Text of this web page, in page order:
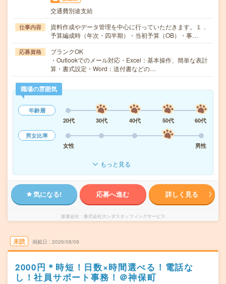
交通費別途支給
仕事内容
資料作成やデータ管理を中心に行っていただきます。１．
予算編成時（年次・四半期）・当初予算（OB）・事…
応募資格
ブランクOK
・Outlookでのメール対応・Excel：基本操作、簡単な表計
算・書式設定・Word：送付書などの…
職場の雰囲気
年齢層
20代
30代 40代 50代
60代
男女比率
女性
男性
もっと見る
気になる! 応募へ進む 詳しく見る
派遣会社 株式会社ホンダスタッフィングサービス
未読 掲載日 2026/08/09
2000円＊時短！日数×時間選べる！電話な
し！社員サポート事務！＠神保町